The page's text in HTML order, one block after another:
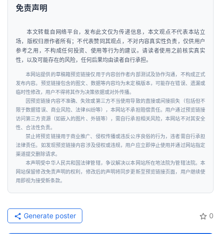
免责声明
本文转载自网络平台，发布此文仅为传递信息，本文观点不代表本站立
场，版权归原作者所有；不代表赞同其观点，不对内容真实性负责，仅供用户
参考之用，不构成任何投资、使用等行为的建议。请读者使用之前核实真实
性，以及可能存在的风险，任何后果均由读者自行承担。
本网站提供的草稿箱预览链接仅用于内容创作者内部测试及协作沟通，不构成正式
发布内容。预览链接包含的图文、数据等内容均为未定稿版本，可能存在错误、遗漏或
临时性修改，用户不得将其作为决策依据或对外传播。
因预览链接内容不准确、失效或第三方不当使用导致的直接或间接损失（包括但不
限于数据错误、商业风险、法律纠纷等），本网站不承担赔偿责任。用户通过预览链接
访问第三方资源（如嵌入的图片、外链等），需自行承担相关风险，本网站不对其安全
性、合法性负责。
禁止将预览链接用于商业推广、侵权传播或违反公序良俗的行为，违者需自行承担
法律责任。如发现预览链接内容涉及侵权或违规，用户应立即停止使用并通过网站指定
渠道提交删除请求。
本声明受中华人民共和国法律管辖，争议解决以本网站所在地法院为管辖法院。本
网站保留修改免责声明的权利，修改后的声明将同步更新至预览链接页面，用户继续使
用即视为接受新条款。
0
Generate poster